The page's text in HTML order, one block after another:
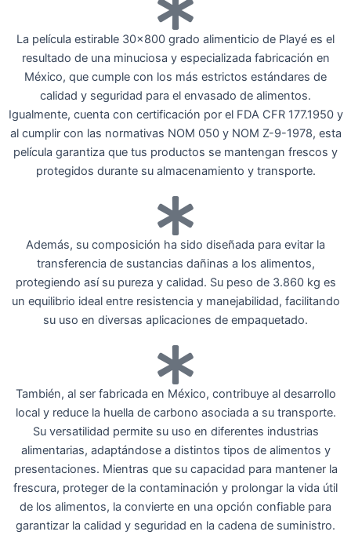
La película estirable 30x800 grado alimenticio de Playé es el
resultado de una minuciosa y especializada fabricación en
México, que cumple con los más estrictos estándares de
calidad y seguridad para el envasado de alimentos.
Igualmente, cuenta con certificación por el FDA CFR 177.1950 y
al cumplir con las normativas NOM 050 y NOM Z-9-1978, esta
película garantiza que tus productos se mantengan frescos y
protegidos durante su almacenamiento y transporte.
Además, su composición ha sido diseñada para evitar la
transferencia de sustancias dañinas a los alimentos,
protegiendo así su pureza y calidad. Su peso de 3.860 kg es
un equilibrio ideal entre resistencia y manejabilidad, facilitando
su uso en diversas aplicaciones de empaquetado.
También, al ser fabricada en México, contribuye al desarrollo
local y reduce la huella de carbono asociada a su transporte.
Su versatilidad permite su uso en diferentes industrias
alimentarias, adaptándose a distintos tipos de alimentos y
presentaciones. Mientras que su capacidad para mantener la
frescura, proteger de la contaminación y prolongar la vida útil
de los alimentos, la convierte en una opción confiable para
garantizar la calidad y seguridad en la cadena de suministro.